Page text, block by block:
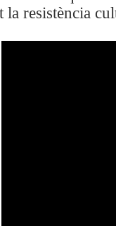
la resistència